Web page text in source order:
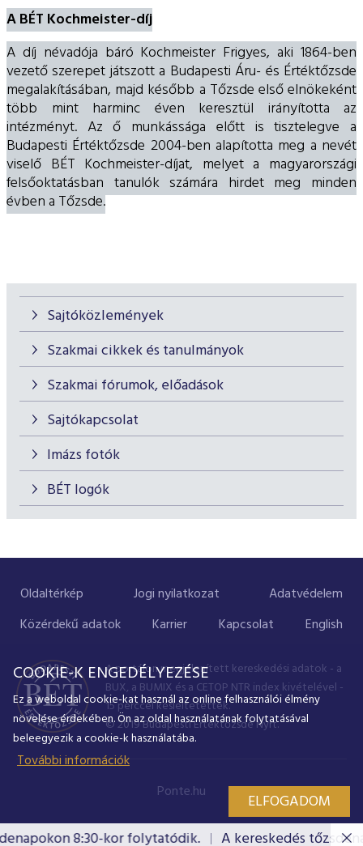
8:30-kor folytatódik. A kereskedés
Sajtóközlemények
Szakmai cikkek és tanulmányok
Szakmai fórumok, előadások
Sajtókapcsolat
Imázs fotók
BÉT logók
A BÉT Kochmeister-díj
A díj névadója báró Kochmeister Frigyes, aki 1864-ben
vezető szerepet játszott a Budapesti Áru- és Értéktőzsde
megalakításában, majd később a Tőzsde első elnökeként
több mint harminc éven keresztül irányította az
intézményt. Az ő munkássága előtt is tisztelegve a
Budapesti Értéktőzsde 2004-ben alapította meg a nevét
viselő BÉT Kochmeister-díjat, melyet a magyarországi
felsőoktatásban tanulók számára hirdet meg minden
évben a Tőzsde.
Oldaltérkép Jogi nyilatkozat
Adatvédelem
Közérdekű adatok
Karrier Kapcsolat English
A portálon megjelenített kereskedési adatok - a
BUX, a BUMIX és a CETOP NTR index kivételével -
15 perccel késleltetettek.
© 2019 Budapesti Értéktőzsde Nyrt.
Ponte.hu
COOKIE-K ENGEDÉLYEZÉSE
Ez a weboldal cookie-kat használ az online felhasználói élmény
növelése érdekében. Ön az oldal használatának folytatásával
beleegyezik a cookie-k használatába.
További információk
ELFOGADOM